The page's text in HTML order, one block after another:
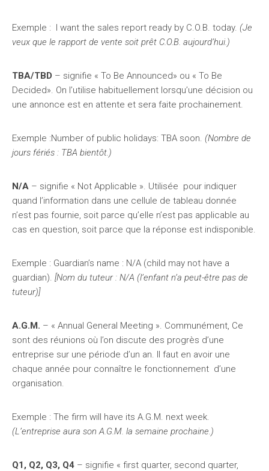
Exemple : I want the sales report ready by C.O.B. today. (Je
veux que le rapport de vente soit prêt C.O.B. aujourd’hui.)
TBA/TBD – signifie « To Be Announced» ou « To Be
Decided». On l’utilise habituellement lorsqu’une décision ou
une annonce est en attente et sera faite prochainement.
Exemple :Number of public holidays: TBA soon. (Nombre de
jours fériés : TBA bientôt.)
N/A – signifie « Not Applicable ». Utilisée pour indiquer
quand l’information dans une cellule de tableau donnée
n’est pas fournie, soit parce qu’elle n’est pas applicable au
cas en question, soit parce que la réponse est indisponible.
Exemple : Guardian’s name : N/A (child may not have a
guardian). [Nom du tuteur : N/A (l’enfant n’a peut-être pas de
tuteur)]
A.G.M. – « Annual General Meeting ». Communément, Ce
sont des réunions où l’on discute des progrès d’une
entreprise sur une période d’un an. Il faut en avoir une
chaque année pour connaître le fonctionnement d’une
organisation.
Exemple : The firm will have its A.G.M. next week.
(L’entreprise aura son A.G.M. la semaine prochaine.)
Q1, Q2, Q3, Q4 – signifie « first quarter, second quarter,